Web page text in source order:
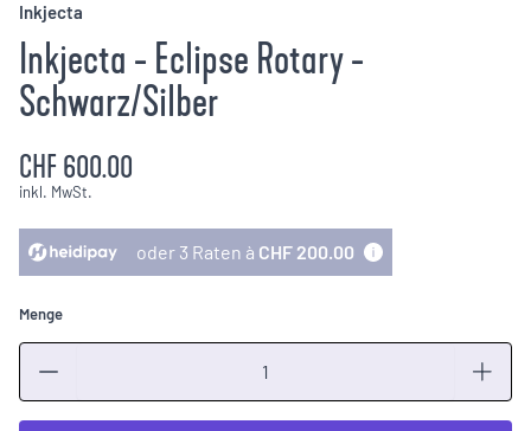
Inkjecta
Inkjecta - Eclipse Rotary -
Schwarz/Silber
CHF 600.00
inkl. MwSt.
oder 3 Raten à CHF 200.00
Menge